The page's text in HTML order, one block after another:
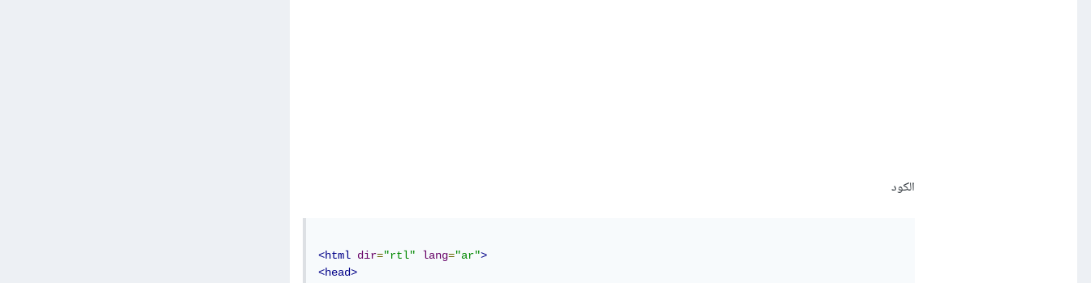
الكود
<html dir="rtl" lang="ar">
<head>